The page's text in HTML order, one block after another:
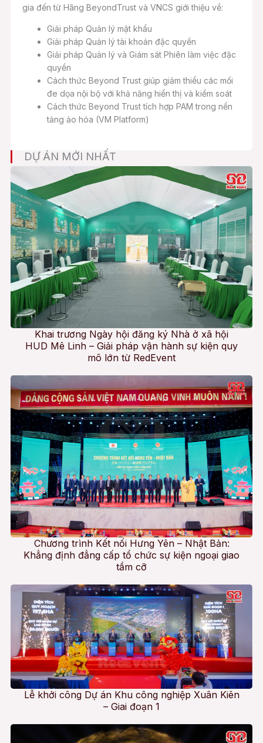
gia đến từ Hãng BeyondTrust và VNCS giới thiệu về:
Giải pháp Quản lý mật khẩu
Giải pháp Quản lý tài khoản đặc quyền
Giải pháp Quản lý và Giám sát Phiên làm việc đặc
quyền
Cách thức Beyond Trust giúp giảm thiểu các mối
đe dọa nội bộ với khả năng hiển thị và kiểm soát
Cách thức Beyond Trust tích hợp PAM trong nền
tảng ảo hóa (VM Platform)
DỰ ÁN MỚI NHẤT
Khai trương Ngày hội đăng ký Nhà ở xã hội
HUD Mê Linh – Giải pháp vận hành sự kiện quy
mô lớn từ RedEvent
Chương trình Kết nối Hưng Yên – Nhật Bản:
Khẳng định đẳng cấp tổ chức sự kiện ngoại giao
tầm cỡ
Lễ khởi công Dự án Khu công nghiệp Xuân Kiên
– Giai đoạn 1